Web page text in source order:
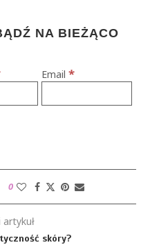
NA BIEŻĄCO
Email*
0
skóry?